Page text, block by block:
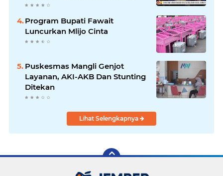
Program Bupati Fawait
Luncurkan Mlijo Cinta
Puskesmas Mangli Genjot
Layanan, AKI-AKB Dan Stunting
Ditekan
Lihat Selengkapnya